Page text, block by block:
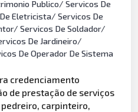
Publico/ Servicos De
Eletricista/ Servicos De
Servicos De Soldador/
De Jardineiro/
De Operador De Sistema
credenciamento
de prestação de serviços
carpinteiro,